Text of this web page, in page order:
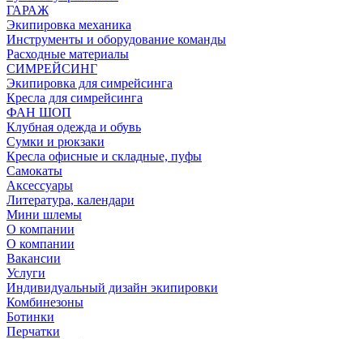
ГАРАЖ
Экипировка механика
Инструменты и оборудование команды
Расходные материалы
СИМРЕЙСИНГ
Экипировка для симрейсинга
Кресла для симрейсинга
ФАН ШОП
Клубная одежда и обувь
Сумки и рюкзаки
Кресла офисные и складные, пуфы
Самокаты
Аксессуары
Литература, календари
Мини шлемы
О компании
О компании
Вакансии
Услуги
Индивидуальный дизайн экипировки
Комбинезоны
Ботинки
Перчатки